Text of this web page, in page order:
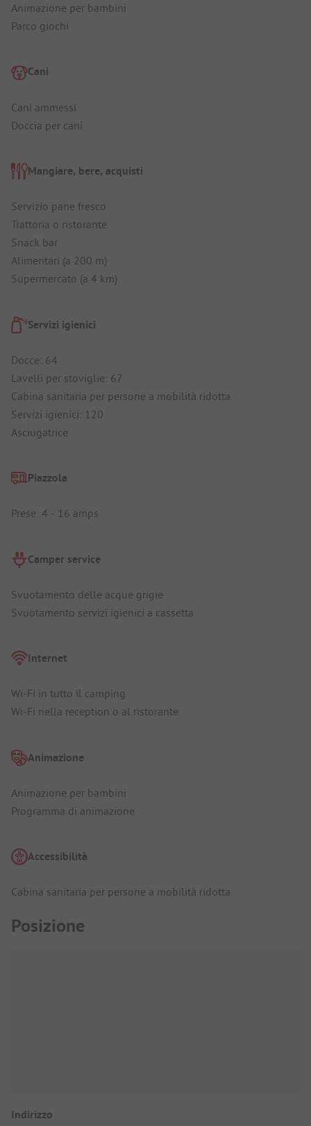
Animazione per bambini
Parco giochi
Cani
Cani ammessi
Doccia per cani
Mangiare, bere, acquisti
Servizio pane fresco
Trattoria o ristorante
Snack bar
Alimentari (a 200 m)
Supermercato (a 4 km)
Servizi igienici
Docce: 64
Lavelli per stoviglie: 67
Cabina sanitaria per persone a mobilità ridotta
Servizi igienici: 120
Asciugatrice
Piazzola
Prese: 4 - 16 amps
Camper service
Svuotamento delle acque grigie
Svuotamento servizi igienici a cassetta
Internet
Wi-Fi in tutto il camping
Wi-Fi nella reception o al ristorante
Animazione
Animazione per bambini
Programma di animazione
Accessibilità
Cabina sanitaria per persone a mobilità ridotta
Posizione
Indirizzo